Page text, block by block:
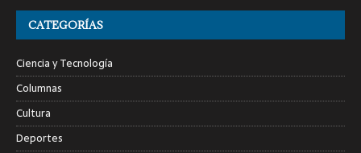
CATEGORÍAS
Ciencia y Tecnología
Columnas
Cultura
Deportes